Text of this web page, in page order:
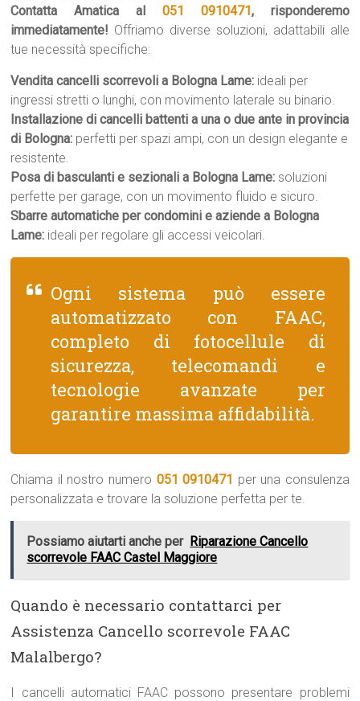
Contatta Amatica al 051 0910471, risponderemo
immediatamente! Offriamo diverse soluzioni, adattabili alle
tue necessità specifiche:
Vendita cancelli scorrevoli a Bologna Lame: ideali per
ingressi stretti o lunghi, con movimento laterale su binario.
Installazione di cancelli battenti a una o due ante in provincia
di Bologna: perfetti per spazi ampi, con un design elegante e
resistente.
Posa di basculanti e sezionali a Bologna Lame: soluzioni
perfette per garage, con un movimento fluido e sicuro.
Sbarre automatiche per condomini e aziende a Bologna
Lame: ideali per regolare gli accessi veicolari.
Ogni sistema può essere
automatizzato con FAAC,
completo di fotocellule di
sicurezza, telecomandi e
tecnologie avanzate per
garantire massima affidabilità.
Chiama il nostro numero 051 0910471 per una consulenza
personalizzata e trovare la soluzione perfetta per te.
Possiamo aiutarti anche per Riparazione Cancello
scorrevole FAAC Castel Maggiore
Quando è necessario contattarci per
Assistenza Cancello scorrevole FAAC
Malalbergo?
I cancelli automatici FAAC possono presentare problemi